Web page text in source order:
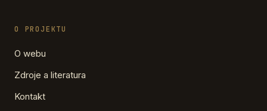
O PROJEKTU
O webu
Zdroje a literatura
Kontakt